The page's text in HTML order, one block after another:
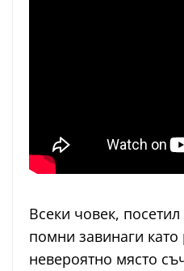
Всеки човек,
помни завинаги като
невероятно място